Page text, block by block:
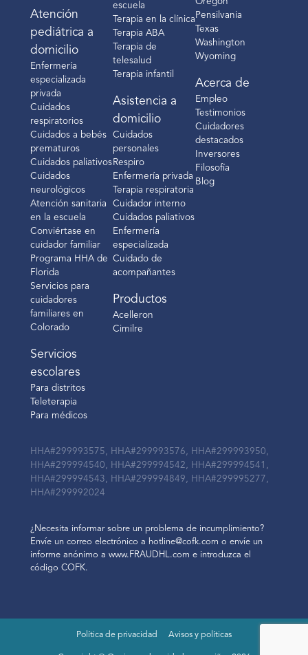
Atención
pediátrica a
domicilio
Enfermería
especializada
privada
Cuidados
respiratorios
Cuidados a bebés
prematuros
Cuidados paliativos
Cuidados
neurológicos
Atención sanitaria
en la escuela
Conviértase en
cuidador familiar
Programa HHA de
Florida
Servicios para
cuidadores
familiares en
Colorado
Servicios
escolares
Para distritos
Teleterapia
Para médicos
escuela
Terapia en la clínica
Terapia ABA
Terapia de
telesalud
Terapia infantil
Asistencia a
domicilio
Cuidados
personales
Respiro
Enfermería privada
Terapia respiratoria
Cuidador interno
Cuidados paliativos
Enfermería
especializada
Cuidado de
acompañantes
Productos
Acelleron
Cimilre
Pensilvania
Texas
Washington
Wyoming
Acerca de
Empleo
Testimonios
Cuidadores
destacados
Inversores
Filosofía
Blog
HHA#299993575, HHA#299993576, HHA#299993950,
HHA#299994540, HHA#299994542, HHA#299994541,
HHA#299994543, HHA#299994849, HHA#299995277,
HHA#299992024
¿Necesita informar sobre un problema de incumplimiento?
Envíe un correo electrónico a hotline@cofk.com o envíe un
informe anónimo a www.FRAUDHL.com e introduzca el
código COFK.
Política de privacidad Avisos y políticas